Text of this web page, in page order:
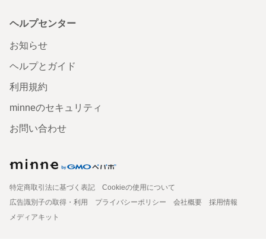
ヘルプセンター
お知らせ
ヘルプとガイド
利用規約
minneのセキュリティ
お問い合わせ
特定商取引法に基づく表記
Cookieの使用について
広告識別子の取得・利用
プライバシーポリシー 会社概要
採用情報
メディアキット